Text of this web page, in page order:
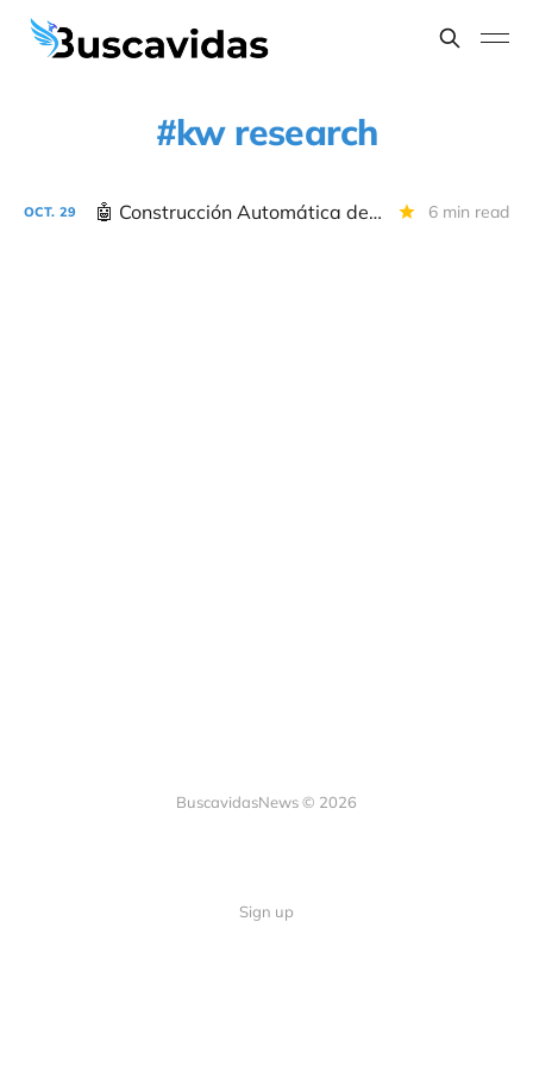
kw research
OCT. 29 🤖 Construcción Automática de Contenidos Ganadores: Parte 1 - Poniendo Bajo la Lupa a la Competencia 🔎 6 min read
BuscavidasNews © 2026
Sign up